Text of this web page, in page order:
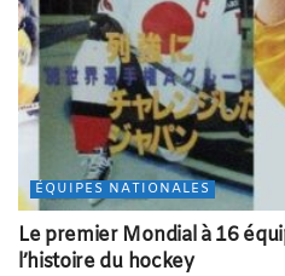
ÉQUIPES NATIONALES
Le premier Mondial à 16
l’histoire du hockey